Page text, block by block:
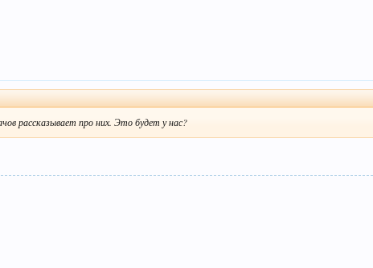
рассказывает про них. Это будет у нас?